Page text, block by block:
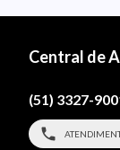
Central de
(51) 3327-